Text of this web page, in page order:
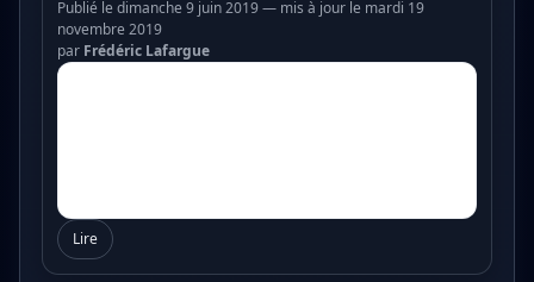
Publié le dimanche 9 juin 2019 — mis à jour le mardi 19
novembre 2019
par Frédéric Lafargue
Lire